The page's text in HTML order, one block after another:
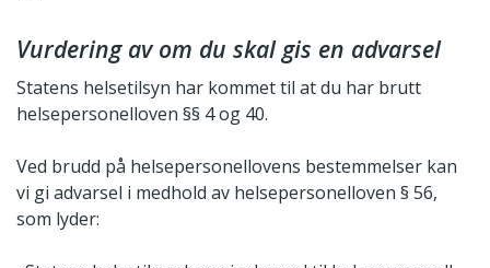
Vurdering av om du skal gis en advarsel
Statens helsetilsyn har kommet til at du har brutt
helsepersonelloven §§ 4 og 40.
Ved brudd på helsepersonellovens bestemmelser kan
vi gi advarsel i medhold av helsepersonelloven § 56,
som lyder: